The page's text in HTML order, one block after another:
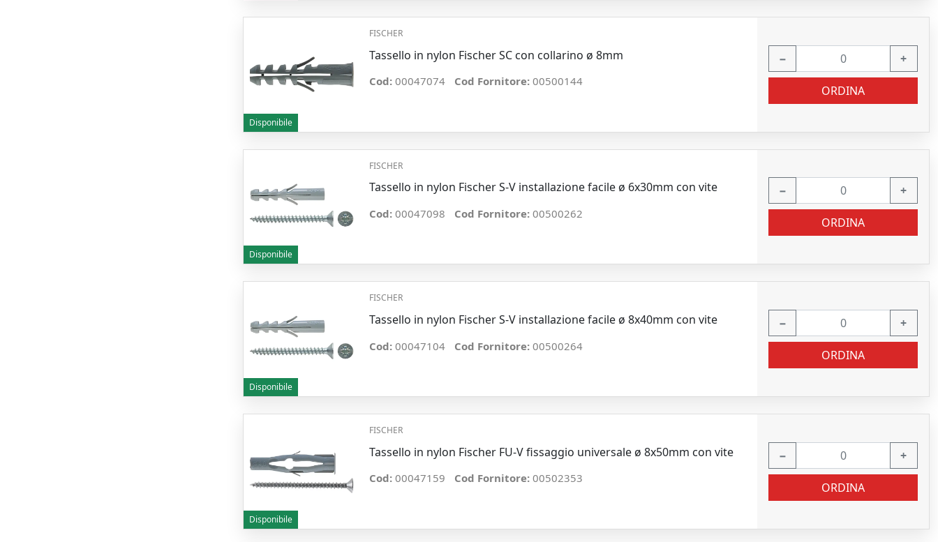
Disponibile
FISCHER
Tassello in nylon Fischer SC con collarino ø 8mm
Cod: 00047074 Cod Fornitore: 00500144
− +
ORDINA
Disponibile
FISCHER
Tassello in nylon Fischer S-V installazione facile ø 6x30mm con vite
Cod: 00047098 Cod Fornitore: 00500262
− +
ORDINA
Disponibile
FISCHER
Tassello in nylon Fischer S-V installazione facile ø 8x40mm con vite
Cod: 00047104 Cod Fornitore: 00500264
− +
ORDINA
Disponibile
FISCHER
Tassello in nylon Fischer FU-V fissaggio universale ø 8x50mm con vite
Cod: 00047159 Cod Fornitore: 00502353
− +
ORDINA